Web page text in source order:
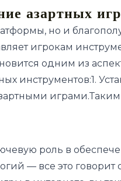
азартных игр
но и
игрокам
одним из
играми.Таким
роль в
— все это говорит